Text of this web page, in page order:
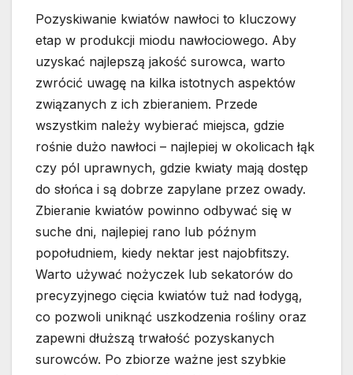
Pozyskiwanie kwiatów nawłoci to kluczowy
etap w produkcji miodu nawłociowego. Aby
uzyskać najlepszą jakość surowca, warto
zwrócić uwagę na kilka istotnych aspektów
związanych z ich zbieraniem. Przede
wszystkim należy wybierać miejsca, gdzie
rośnie dużo nawłoci – najlepiej w okolicach łąk
czy pól uprawnych, gdzie kwiaty mają dostęp
do słońca i są dobrze zapylane przez owady.
Zbieranie kwiatów powinno odbywać się w
suche dni, najlepiej rano lub późnym
popołudniem, kiedy nektar jest najobfitszy.
Warto używać nożyczek lub sekatorów do
precyzyjnego cięcia kwiatów tuż nad łodygą,
co pozwoli uniknąć uszkodzenia rośliny oraz
zapewni dłuższą trwałość pozyskanych
surowców. Po zbiorze ważne jest szybkie